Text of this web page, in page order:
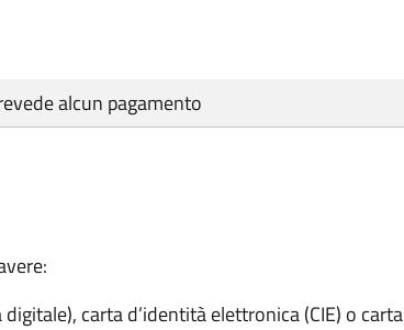
alcun pagamento
carta d’identità elettronica (CIE) o carta